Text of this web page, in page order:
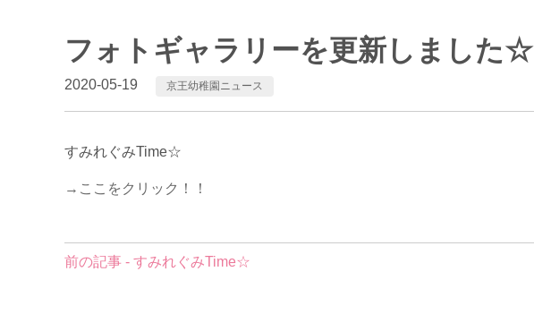
フォトギャラリーを更新しました☆
2020-05-19 京王幼稚園ニュース
すみれぐみTime☆
→ここをクリック！！
前
前の記事 - すみれぐみTime☆